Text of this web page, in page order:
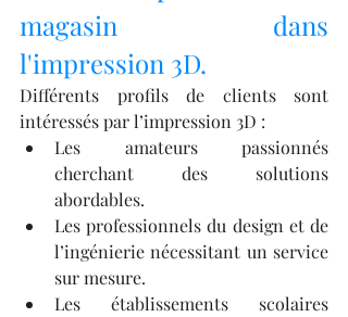
magasin dans
l'impression 3D.
Différents profils de clients sont
intéressés par l’impression 3D :
Les amateurs passionnés
cherchant des solutions
abordables.
Les professionnels du design et de
l’ingénierie nécessitant un service
sur mesure.
Les établissements scolaires